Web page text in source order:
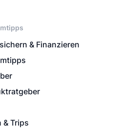
& Finanzieren
& Trips